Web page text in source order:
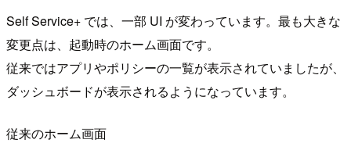
Self Service+ では、一部 UI が変わっています。最も大きな
変更点は、起動時のホーム画面です。
従来ではアプリやポリシーの一覧が表示されていましたが、
ダッシュボードが表示されるようになっています。
従来のホーム画面